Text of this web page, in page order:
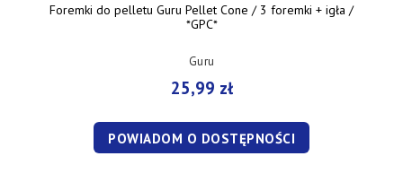
Foremki do pelletu Guru Pellet Cone / 3 foremki + igła /
*GPC*
Guru
25,99 zł
POWIADOM O DOSTĘPNOŚCI